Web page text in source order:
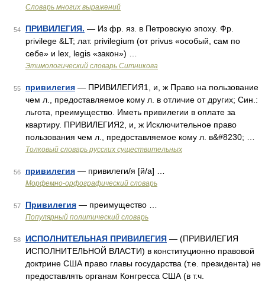
Словарь многих выражений
54 ПРИВИЛЕГИЯ. — Из фр. яз. в Петровскую эпоху. Фр.
privilege &LT; лат. privilegium (от privus «особый, сам по
себе» и lex, legis «закон») …
Этимологический словарь Ситникова
55 привилегия — ПРИВИЛЕГИЯ1, и, ж Право на пользование
чем л., предоставляемое кому л. в отличие от других; Син.:
льгота, преимущество. Иметь привилегии в оплате за
квартиру. ПРИВИЛЕГИЯ2, и, ж Исключительное право
пользования чем л., предоставляемое кому л. в&#8230; …
Толковый словарь русских существительных
56 привилегия — привилеги/я [й/а] …
Морфемно-орфографический словарь
57 Привилегия — преимущество …
Популярный политический словарь
58 ИСПОЛНИТЕЛЬНАЯ ПРИВИЛЕГИЯ — (ПРИВИЛЕГИЯ
ИСПОЛНИТЕЛЬНОЙ ВЛАСТИ) в конституционно правовой
доктрине США право главы государства (т.е. президента) не
предоставлять органам Конгресса США (в т.ч.